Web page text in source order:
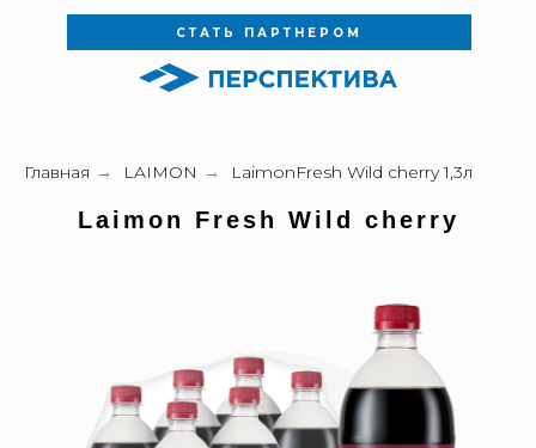
СТАТЬ ПАРТНЕРОМ
Главная → LAIMON → LaimonFresh Wild cherry 1,3л
Laimon Fresh Wild cherry